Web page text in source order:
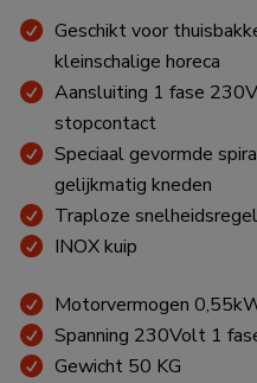
Geschikt voor
kleinschalige horeca
Aansluiting 1 fase
stopcontact
Speciaal gevormde
gelijkmatig kneden
Traploze
INOX kuip
Motorvermogen
Spanning 230Volt 1
Gewicht 50 KG